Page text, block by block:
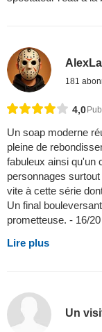
181
4,0
Un soap moderne
pleine de
fabuleux ainsi qu'un
personnages
vite à cette série
Un final
prometteuse. - 16/
Lire plus
Un